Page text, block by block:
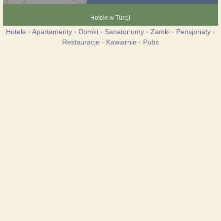
Hotele w Turcji
Hotele · Apartamenty · Domki · Sanatoriumy · Zamki · Pensjonaty ·
Restauracje · Kawiarnie · Pubs